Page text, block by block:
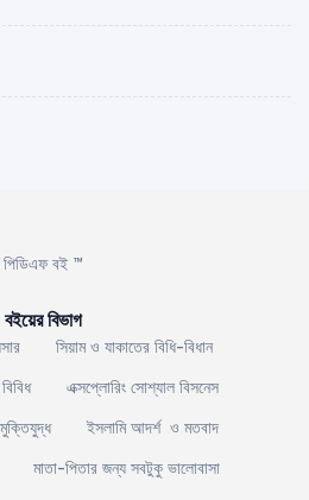
পিডিএফ বই ™
বইয়ের বিভাগ
সিয়াম ও যাকাতের বিধি-বিধান
বিবিধ
এক্সপ্লোরিং সোশ্যাল বিসনেস
ইসলামি আদর্শ ও মতবাদ
মাতা-পিতার জন্য সবটুকু ভালোবাসা